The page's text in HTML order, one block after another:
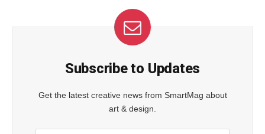
Subscribe to Updates
Get the latest creative news from SmartMag about
art & design.